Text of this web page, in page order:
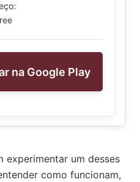
na Google Play
experimentar um desses
como funcionam,